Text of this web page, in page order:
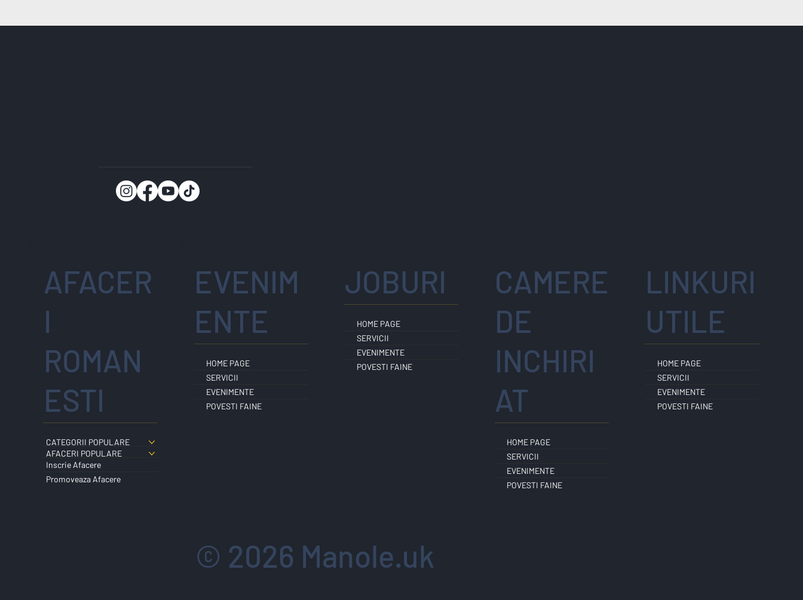
AFACER
I
ROMAN
ESTI
CATEGORII POPULARE
AFACERI POPULARE
Inscrie Afacere
Promoveaza Afacere
EVENIM
ENTE
HOME PAGE
SERVICII
EVENIMENTE
POVESTI FAINE
JOBURI
HOME PAGE
SERVICII
EVENIMENTE
POVESTI FAINE
CAMERE
DE
INCHIRI
AT
HOME PAGE
SERVICII
EVENIMENTE
POVESTI FAINE
LINKURI
UTILE
HOME PAGE
SERVICII
EVENIMENTE
POVESTI FAINE
© 2026 Manole.uk